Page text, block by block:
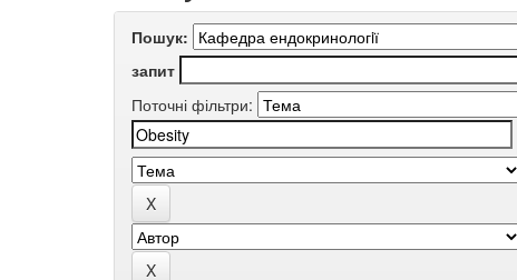
Пошук:
запит
Поточні фільтри: